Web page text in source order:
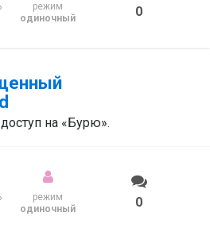
режим
одиночный
0
на «Бурю».
режим
одиночный
0